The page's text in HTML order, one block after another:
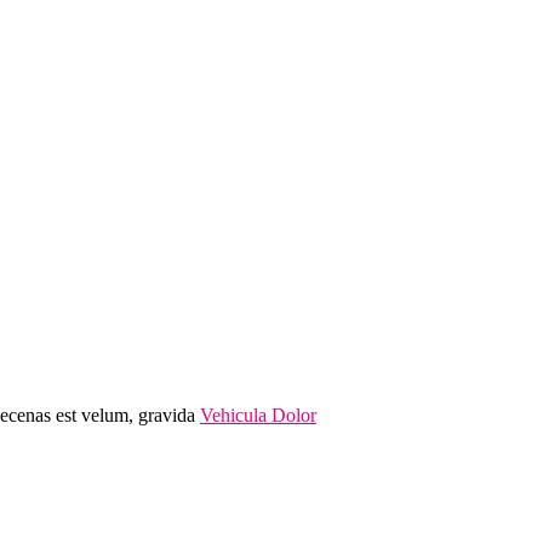
est velum, gravida Vehicula Dolor